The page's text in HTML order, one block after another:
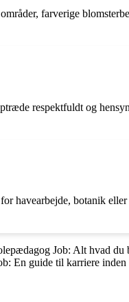
farverige
respektfuldt og
havearbejde, botanik
Job: Alt hvad du
En guide til karriere inden